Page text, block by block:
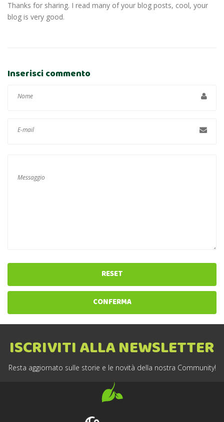
Thanks for sharing. I read many of your blog posts, cool, your
blog is very good.
Inserisci commento
RESET
CONFERMA
ISCRIVITI ALLA NEWSLETTER
Resta aggiornato sulle storie e le novità della nostra Community!